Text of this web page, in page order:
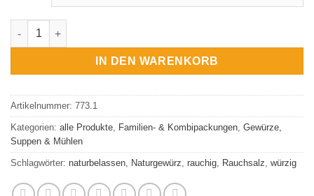
Rauch-Salz Holzfäller, Natursalz Menge
IN DEN WARENKORB
Artikelnummer: 773.1
Kategorien: alle Produkte, Familien- & Kombipackungen, Gewürze,
Suppen & Mühlen
Schlagwörter: naturbelassen, Naturgewürz, rauchig, Rauchsalz, würzig